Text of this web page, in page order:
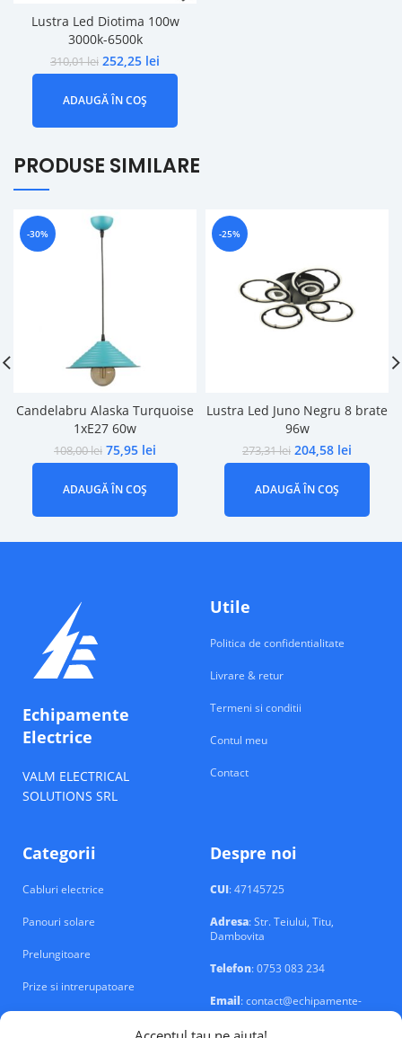
Lustra Led Diotima 100w
3000k-6500k
310,01lei 252,25 lei
ADAUGĂ ÎN COȘ
PRODUSE SIMILARE
-30%
Candelabru Alaska Turquoise
1xE27 60w
108,00lei 75,95 lei
ADAUGĂ ÎN COȘ
-25%
Lustra Led Juno Negru 8 brate
96w
273,31lei 204,58 lei
ADAUGĂ ÎN COȘ
Echipamente
Electrice
VALM ELECTRICAL
SOLUTIONS SRL
Utile
Politica de confidentialitate
Livrare & retur
Termeni si conditii
Contul meu
Contact
Categorii
Cabluri electrice
Panouri solare
Prelungitoare
Prize si intrerupatoare
Despre noi
CUI: 47145725
Adresa: Str. Teiului, Titu,
Dambovita
Telefon: 0753 083 234
Email: contact@echipamente-
electrice.ro